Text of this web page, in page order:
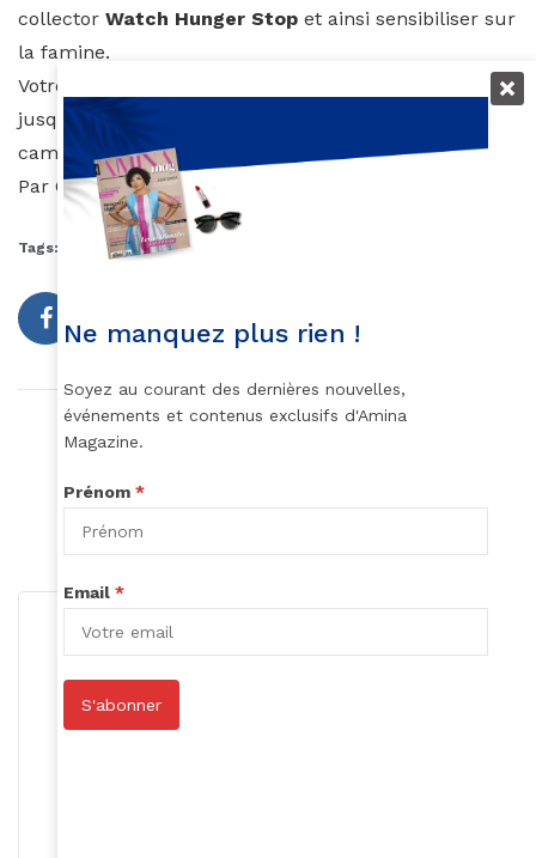
collector Watch Hunger Stop et ainsi sensibiliser sur
la famine.
Votre action peut faire toute la différence. Vous avez
jusqu’au 31 Octobre pour participez à cette
campagne de sensibilisation et de récolte de fonds.
Par Charlotte Seck
Tags: Campagne
Article précédent
Article suivant
Ne manquez plus rien !
Soyez au courant des dernières nouvelles,
événements et contenus exclusifs d'Amina
Magazine.
Prénom *
Email *
S'abonner